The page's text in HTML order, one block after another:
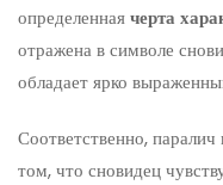
определеннаячерта
отражена в символе
обладает ярко
Соответственно, паралич
том, что сновидец